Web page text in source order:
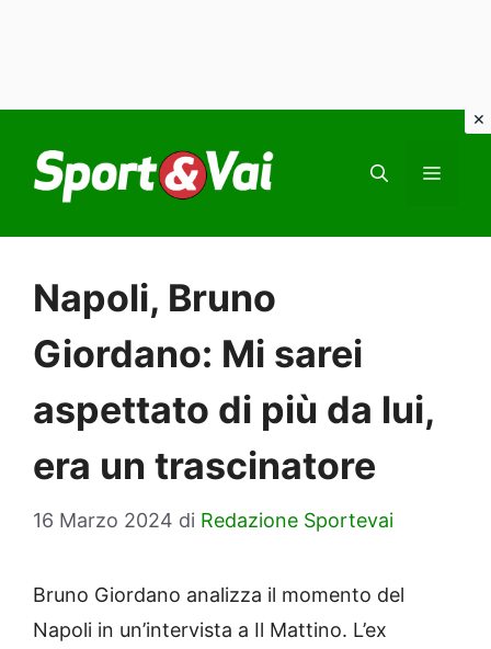
contenuto
Napoli, Bruno
Giordano: Mi sarei
aspettato di più da lui,
era un trascinatore
16 Marzo 2024 di Redazione Sportevai
Bruno Giordano analizza il momento del
Napoli in un’intervista a Il Mattino. L’ex